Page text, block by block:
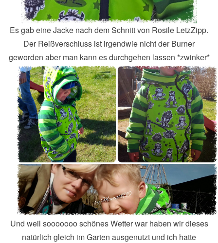
Es gab eine Jacke nach dem Schnitt von Rosile LetzZipp.
Der Reißverschluss ist irgendwie nicht der Burner
geworden aber man kann es durchgehen lassen *zwinker*
Und weil sooooooo schönes Wetter war haben wir dieses
natürlich gleich im Garten ausgenutzt und ich hatte